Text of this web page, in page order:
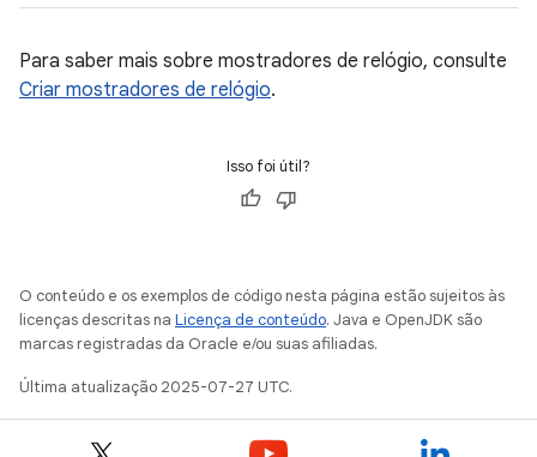
Para saber mais sobre mostradores de relógio, consulte
Criar mostradores de relógio.
Isso foi útil?
O conteúdo e os exemplos de código nesta página estão sujeitos às
licenças descritas na Licença de conteúdo. Java e OpenJDK são
marcas registradas da Oracle e/ou suas afiliadas.
Última atualização 2025-07-27 UTC.